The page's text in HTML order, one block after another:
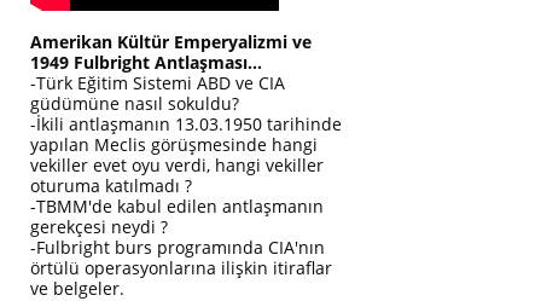
Amerikan Kültür Emperyalizmi ve
1949 Fulbright Antlaşması...
-Türk Eğitim Sistemi ABD ve CIA
güdümüne nasıl sokuldu?
-İkili antlaşmanın 13.03.1950 tarihinde
yapılan Meclis görüşmesinde hangi
vekiller evet oyu verdi, hangi vekiller
oturuma katılmadı ?
-TBMM'de kabul edilen antlaşmanın
gerekçesi neydi ?
-Fulbright burs programında CIA'nın
örtülü operasyonlarına ilişkin itiraflar
ve belgeler.